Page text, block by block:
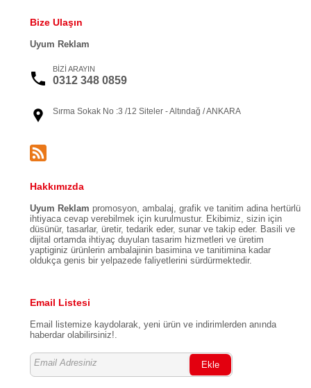
Bize Ulaşın
Uyum Reklam
BİZİ ARAYIN
0312 348 0859
Sırma Sokak No :3 /12 Siteler - Altındağ / ANKARA
Hakkımızda
Uyum Reklam promosyon, ambalaj, grafik ve tanitim adina hertürlü
ihtiyaca cevap verebilmek için kurulmustur. Ekibimiz, sizin için
düsünür, tasarlar, üretir, tedarik eder, sunar ve takip eder. Basili ve
dijital ortamda ihtiyaç duyulan tasarim hizmetleri ve üretim
yaptiginiz ürünlerin ambalajinin basimina ve tanitimina kadar
oldukça genis bir yelpazede faliyetlerini sürdürmektedir.
Email Listesi
Email listemize kaydolarak, yeni ürün ve indirimlerden anında
haberdar olabilirsiniz!.
Ekle